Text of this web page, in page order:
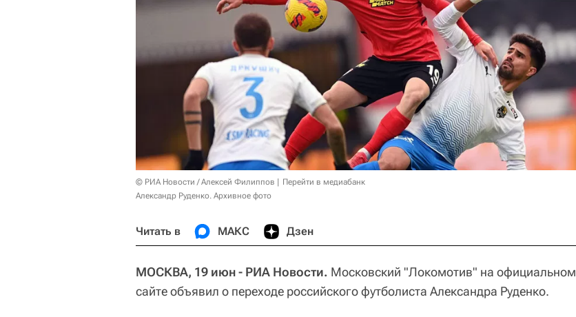
© РИА Новости / Алексей Филиппов
Перейти в медиабанк
Александр Руденко. Архивное фото
Читать в МАКС Дзен
МОСКВА, 19 июн - РИА Новости. Московский "Локомотив" на официальном
сайте объявил о переходе российского футболиста Александра Руденко.